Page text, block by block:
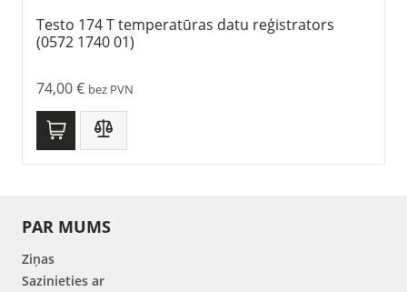
Testo 174 T temperatūras datu reģistrators
(0572 1740 01)
74,00€ bez PVN
PAR MUMS
Ziņas
Sazinieties ar